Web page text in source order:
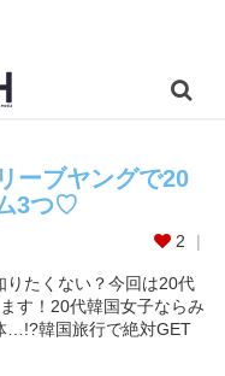
ーブヤングで20
3つ♡
2
りたくない？今回は20代
す！20代韓国女子ならみ
…!?韓国旅行で絶対GET